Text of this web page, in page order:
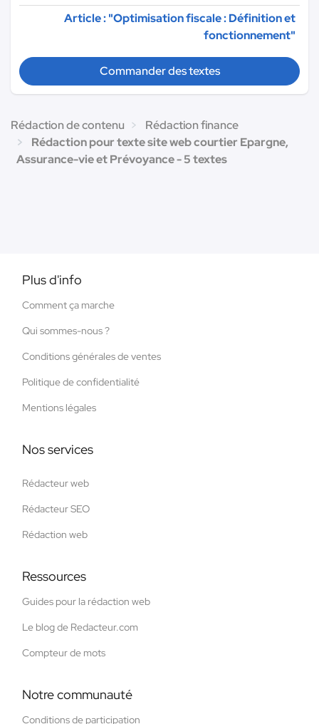
Article : "Optimisation fiscale : Définition et
fonctionnement"
Commander des textes
Rédaction de contenu
Rédaction finance
Rédaction pour texte site web courtier Epargne,
Assurance-vie et Prévoyance - 5 textes
Plus d'info
Comment ça marche
Qui sommes-nous ?
Conditions générales de ventes
Politique de confidentialité
Mentions légales
Nos services
Rédacteur web
Rédacteur SEO
Rédaction web
Ressources
Guides pour la rédaction web
Le blog de Redacteur.com
Compteur de mots
Notre communauté
Conditions de participation